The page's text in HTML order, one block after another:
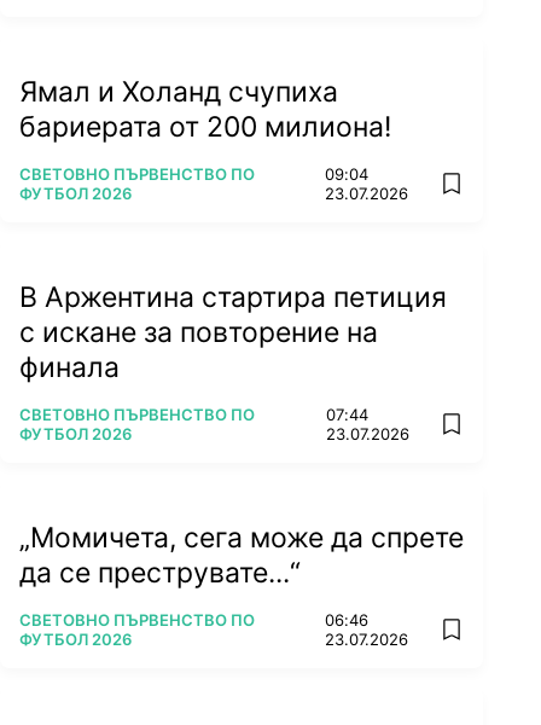
Ямал и Холанд счупиха
бариерата от 200 милиона!
ПОВЕЧЕ ОТ
СВЕТОВНО ПЪРВЕНСТВО ПО
ФУТБОЛ 2026
09:04
23.07.2026
add
В Аржентина стартира петиция
с искане за повторение на
финала
ПОВЕЧЕ ОТ
СВЕТОВНО ПЪРВЕНСТВО ПО
ФУТБОЛ 2026
07:44
23.07.2026
add
„Момичета, сега може да спрете
да се преструвате...“
ПОВЕЧЕ ОТ
СВЕТОВНО ПЪРВЕНСТВО ПО
ФУТБОЛ 2026
06:46
23.07.2026
add